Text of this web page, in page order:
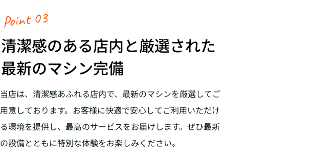
Point 03
清潔感のある店内と厳選された
最新のマシン完備
当店は、清潔感あふれる店内で、最新のマシンを厳選してご
用意しております。お客様に快適で安心してご利用いただけ
る環境を提供し、最高のサービスをお届けします。ぜひ最新
の設備とともに特別な体験をお楽しみください。